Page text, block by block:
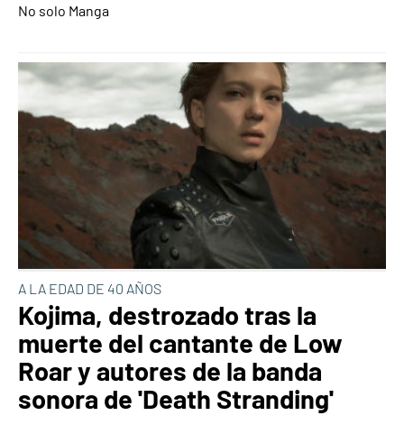
No solo Manga
A LA EDAD DE 40 AÑOS
Kojima, destrozado tras la
muerte del cantante de Low
Roar y autores de la banda
sonora de 'Death Stranding'